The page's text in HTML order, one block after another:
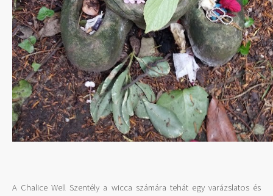
A Chalice Well Szentély a wicca számára tehát egy varázslatos és